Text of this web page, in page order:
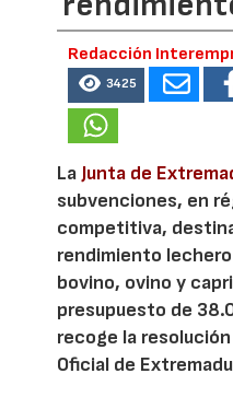
Redacción
3425
La Junta de
subvenciones, en
competitiva,
rendimiento
bovino, ovino y
presupuesto de
recoge la
Oficial de